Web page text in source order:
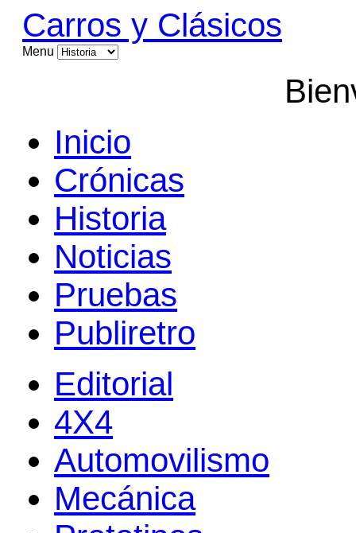
Carros y Clásicos
Menu
Inicio
Crónicas
Historia
Noticias
Pruebas
Publiretro
Editorial
4X4
Automovilismo
Mecánica